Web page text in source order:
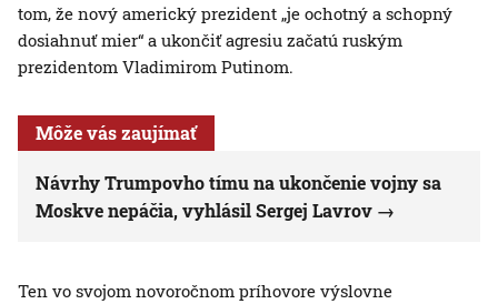
tom, že nový americký prezident „je ochotný a schopný
dosiahnuť mier“ a ukončiť agresiu začatú ruským
prezidentom Vladimirom Putinom.
Môže vás zaujímať
Návrhy Trumpovho tímu na ukončenie vojny sa
Moskve nepáčia, vyhlásil Sergej Lavrov
Ten vo svojom novoročnom príhovore výslovne